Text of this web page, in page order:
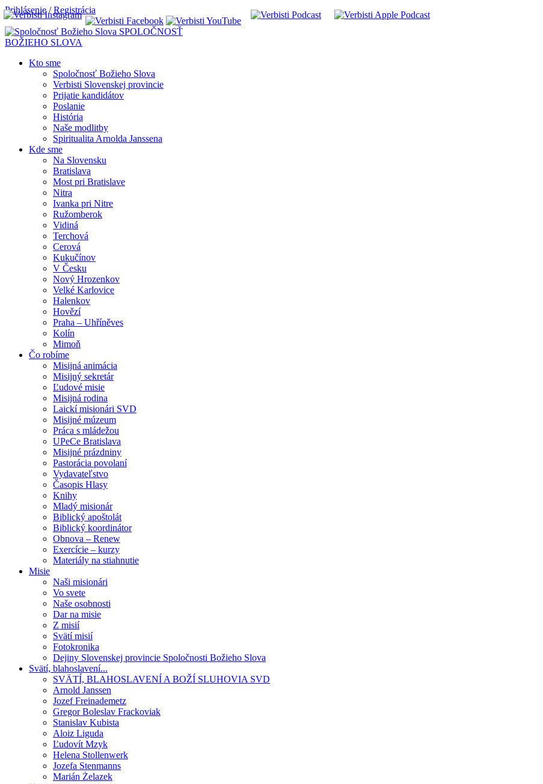
Prihlásenie /Registrácia
SPOLOČNOSŤ
BOŽIEHO SLOVA
Kto sme
Spoločnosť Božieho Slova
Verbisti Slovenskej provincie
Prijatie kandidátov
Poslanie
História
Naše modlitby
Spiritualita Arnolda Janssena
Kde sme
Na Slovensku
Bratislava
Most pri Bratislave
Nitra
Ivanka pri Nitre
Ružomberok
Vidiná
Terchová
Cerová
Kukučínov
V Česku
Nový Hrozenkov
Velké Karlovice
Halenkov
Hovězí
Praha – Uhříněves
Kolín
Mimoň
Čo robíme
Misijná animácia
Misijný sekretár
Ľudové misie
Misijná rodina
Laickí misionári SVD
Misijné múzeum
Práca s mládežou
UPeCe Bratislava
Misijné prázdniny
Pastorácia povolaní
Vydavateľstvo
Časopis Hlasy
Knihy
Mladý misionár
Biblický apoštolát
Biblický koordinátor
Obnova – Renew
Exercície – kurzy
Materiály na stiahnutie
Misie
Naši misionári
Vo svete
Naše osobnosti
Dar na misie
Z misií
Svätí misií
Fotokronika
Dejiny Slovenskej provincie Spoločnosti Božieho Slova
Svätí, blahoslavení...
SVÄTÍ, BLAHOSLAVENÍ A BOŽÍ SLUHOVIA SVD
Arnold Janssen
Jozef Freinademetz
Gregor Boleslav Frackoviak
Stanislav Kubista
Aloiz Liguda
Ľudovít Mzyk
Helena Stollenwerk
Jozefa Stenmanns
Marián Żelazek